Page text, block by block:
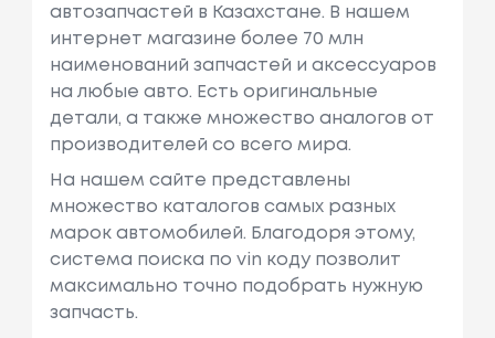
автозапчастей в Казахстане. В нашем
интернет магазине более 70 млн
наименований запчастей и аксессуаров
на любые авто. Есть оригинальные
детали, а также множество аналогов от
производителей со всего мира.
На нашем сайте представлены
множество каталогов самых разных
марок автомобилей. Благодоря этому,
система поиска по vin коду позволит
максимально точно подобрать нужную
запчасть.